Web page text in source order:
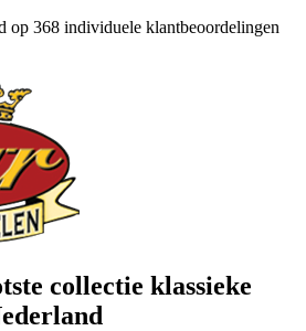
op 368 individuele klantbeoordelingen
collectie klassieke